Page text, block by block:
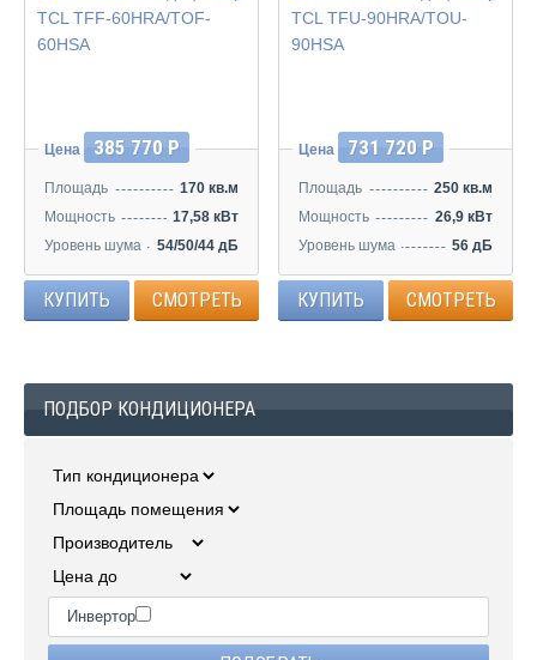
Цена 385 770 Р
Площадь
170 кв.м
Мощность
17,58 кВт
Уровень шума
54/50/44 дБ
КУПИТЬ СМОТРЕТЬ
Цена 731 720 Р
Площадь
250 кв.м
Мощность
26,9 кВт
Уровень шума
56 дБ
КУПИТЬ СМОТРЕТЬ
ПОДБОР КОНДИЦИОНЕРА
Инвертор